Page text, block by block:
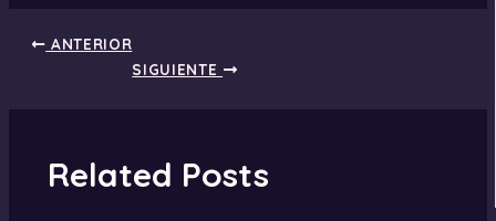
ANTERIOR
SIGUIENTE
Related Posts